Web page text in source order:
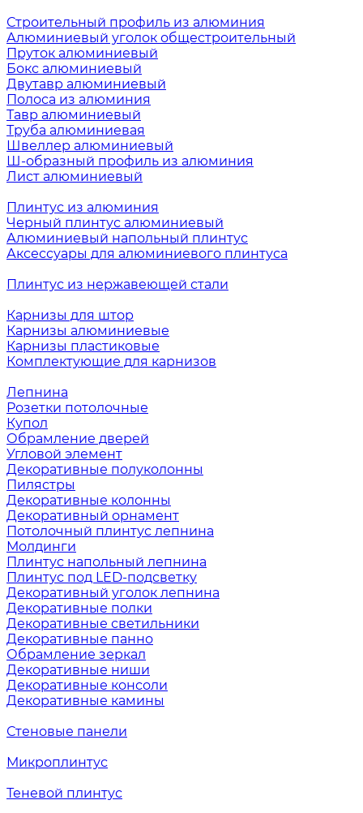
Строительный профиль из алюминия
Алюминиевый уголок общестроительный
Пруток алюминиевый
Бокс алюминиевый
Двутавр алюминиевый
Полоса из алюминия
Тавр алюминиевый
Труба алюминиевая
Швеллер алюминиевый
Ш-образный профиль из алюминия
Лист алюминиевый
Плинтус из алюминия
Черный плинтус алюминиевый
Алюминиевый напольный плинтус
Аксессуары для алюминиевого плинтуса
Плинтус из нержавеющей стали
Карнизы для штор
Карнизы алюминиевые
Карнизы пластиковые
Комплектующие для карнизов
Лепнина
Розетки потолочные
Купол
Обрамление дверей
Угловой элемент
Декоративные полуколонны
Пилястры
Декоративные колонны
Декоративный орнамент
Потолочный плинтус лепнина
Молдинги
Плинтус напольный лепнина
Плинтус под LED-подсветку
Декоративный уголок лепнина
Декоративные полки
Декоративные светильники
Декоративные панно
Обрамление зеркал
Декоративные ниши
Декоративные консоли
Декоративные камины
Стеновые панели
Микроплинтус
Теневой плинтус